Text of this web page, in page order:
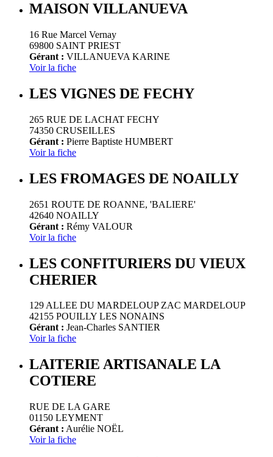
MAISON VILLANUEVA
16 Rue Marcel Vernay
69800 SAINT PRIEST
Gérant : VILLANUEVA KARINE
Voir la fiche
LES VIGNES DE FECHY
265 RUE DE LACHAT FECHY
74350 CRUSEILLES
Gérant : Pierre Baptiste HUMBERT
Voir la fiche
LES FROMAGES DE NOAILLY
2651 ROUTE DE ROANNE, 'BALIERE'
42640 NOAILLY
Gérant : Rémy VALOUR
Voir la fiche
LES CONFITURIERS DU VIEUX
CHERIER
129 ALLEE DU MARDELOUP ZAC MARDELOUP
42155 POUILLY LES NONAINS
Gérant : Jean-Charles SANTIER
Voir la fiche
LAITERIE ARTISANALE LA
COTIERE
RUE DE LA GARE
01150 LEYMENT
Gérant : Aurélie NOËL
Voir la fiche